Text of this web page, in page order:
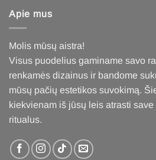
Apie mus
Molis mūsų aistra!
Visus puodelius gaminame savo
renkamės dizainus ir bandome
mūsų pačių estetikos suvokimą.
kiekvienam iš jūsų leis atrasti
ritualus.